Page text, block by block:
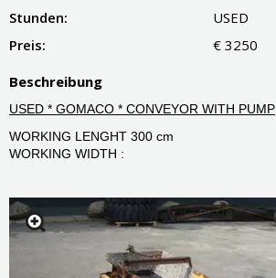
Stunden:
USED
Preis:
€ 3250
Beschreibung
USED * GOMACO * CONVEYOR WITH PUMP
WORKING LENGHT 300 cm
WORKING WIDTH :